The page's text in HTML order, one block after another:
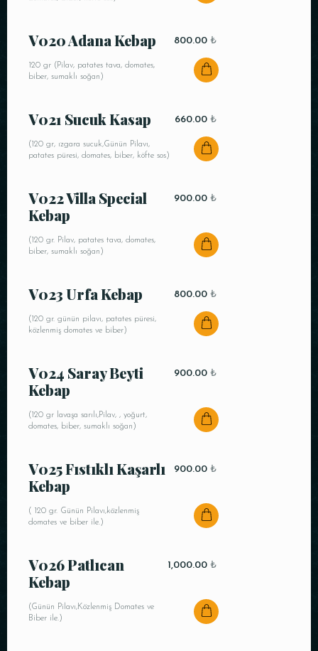
V020 Adana Kebap
120 gr (Pilav, patates tava, domates,
biber, sumaklı soğan)
800.00 ₺
V021 Sucuk Kasap
(120 gr, ızgara sucuk,Günün Pilavı,
patates püresi, domates, biber, köfte sos)
660.00 ₺
V022 Villa Special
Kebap
(120 gr. Pilav, patates tava, domates,
biber, sumaklı soğan)
900.00 ₺
V023 Urfa Kebap
(120 gr. günün pilavı, patates püresi,
közlenmiş domates ve biber)
800.00 ₺
V024 Saray Beyti
Kebap
(120 gr lavaşa sarılı,Pilav, , yoğurt,
domates, biber, sumaklı soğan)
900.00 ₺
V025 Fıstıklı Kaşarlı
Kebap
( 120 gr. Günün Pilavı,közlenmiş
domates ve biber ile.)
900.00 ₺
V026 Patlıcan
Kebap
(Günün Pilavı,Közlenmiş Domates ve
Biber ile.)
1,000.00 ₺